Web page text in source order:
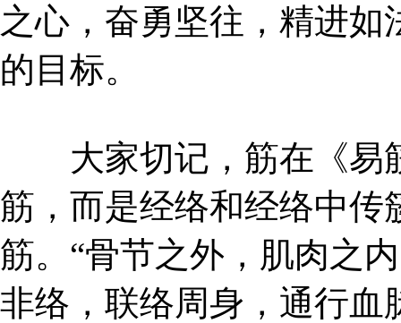
之心，奋勇坚往，精进
的目标。
大家切记，筋在《易
筋，而是经络和经络中传
筋。“骨节之外，肌肉之
非络，联络周身，通行血